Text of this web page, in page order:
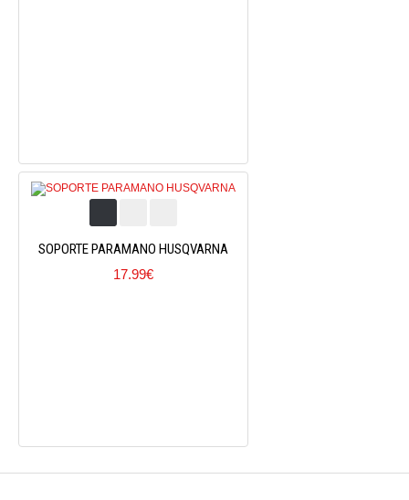
SOPORTE PARAMANO HUSQVARNA
17.99€